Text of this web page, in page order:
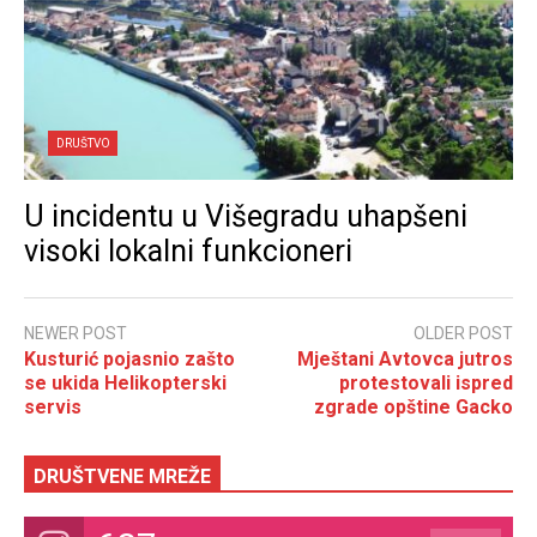
DRUŠTVO
U incidentu u Višegradu uhapšeni
visoki lokalni funkcioneri
NEWER POST
Kusturić pojasnio zašto
se ukida Helikopterski
servis
OLDER POST
Mještani Avtovca jutros
protestovali ispred
zgrade opštine Gacko
DRUŠTVENE MREŽE